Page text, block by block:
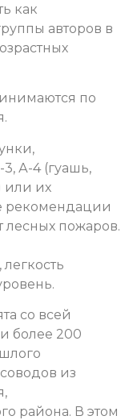
как
авторов в
по
А-4 (гуашь,
или их
рекомендации
лесных пожаров.
со всей
более 200
из
района. В этом